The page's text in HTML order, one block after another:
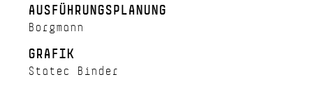
AUSFÜHRUNGSPLANUNG
Borgmann
GRAFIK
Statec Binder